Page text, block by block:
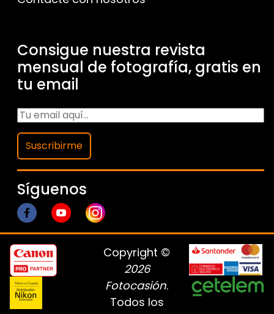
Consigue nuestra revista
mensual de fotografía, gratis en
tu email
Suscribirme
Síguenos
Copyright ©
2026
Fotocasión.
Todos los